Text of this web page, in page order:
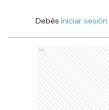
Debés iniciar sesión
Ads